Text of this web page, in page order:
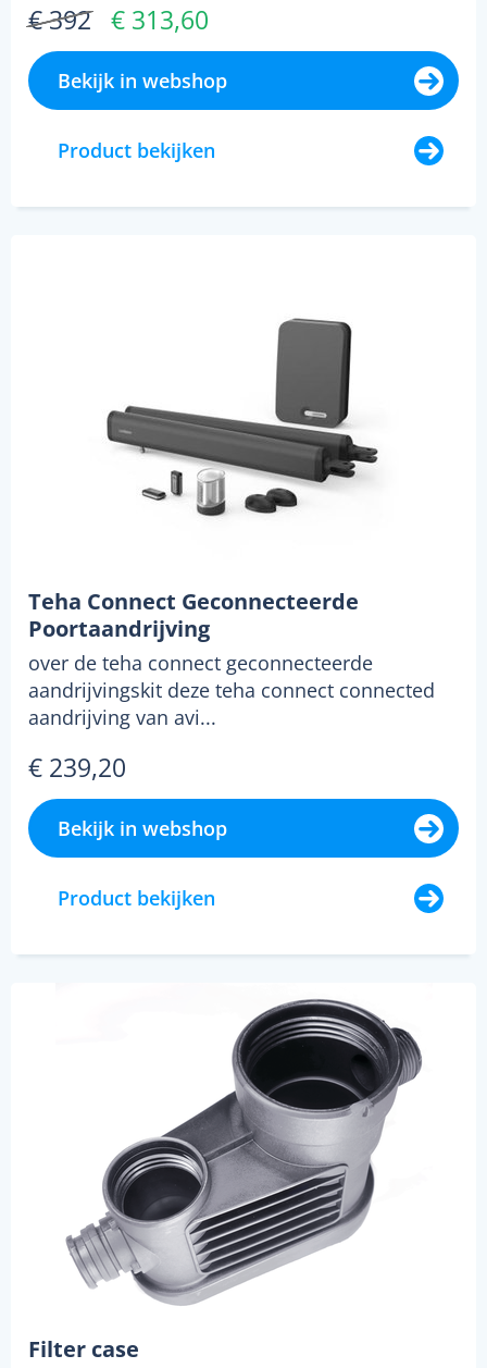
€ 392 € 313,60
Bekijk in webshop
Product bekijken
Teha Connect Geconnecteerde
Poortaandrijving
over de teha connect geconnecteerde
aandrijvingskit deze teha connect connected
aandrijving van avi...
€ 239,20
Bekijk in webshop
Product bekijken
Filter case